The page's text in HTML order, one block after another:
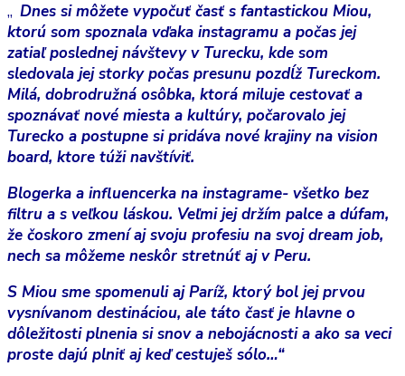
,, Dnes si môžete vypočuť časť s fantastickou Miou,
ktorú som spoznala vďaka instagramu a počas jej
zatiaľ poslednej návštevy v Turecku, kde som
sledovala jej storky počas presunu pozdĺž Tureckom.
Milá, dobrodružná osôbka, ktorá miluje cestovať a
spoznávať nové miesta a kultúry, počarovalo jej
Turecko a postupne si pridáva nové krajiny na vision
board, ktore túži navštíviť.
Blogerka a influencerka na instagrame- všetko bez
filtru a s veľkou láskou. Veľmi jej držím palce a dúfam,
že čoskoro zmení aj svoju profesiu na svoj dream job,
nech sa môžeme neskôr stretnúť aj v Peru.
S Miou sme spomenuli aj Paríž, ktorý bol jej prvou
vysnívanom destináciou, ale táto časť je hlavne o
dôležitosti plnenia si snov a nebojácnosti a ako sa veci
proste dajú plniť aj keď cestuješ sólo…“